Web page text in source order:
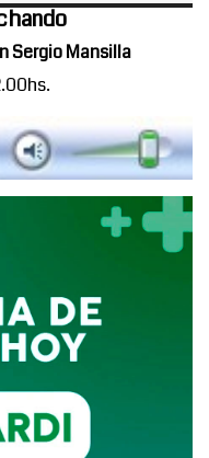
Sergio Mansilla